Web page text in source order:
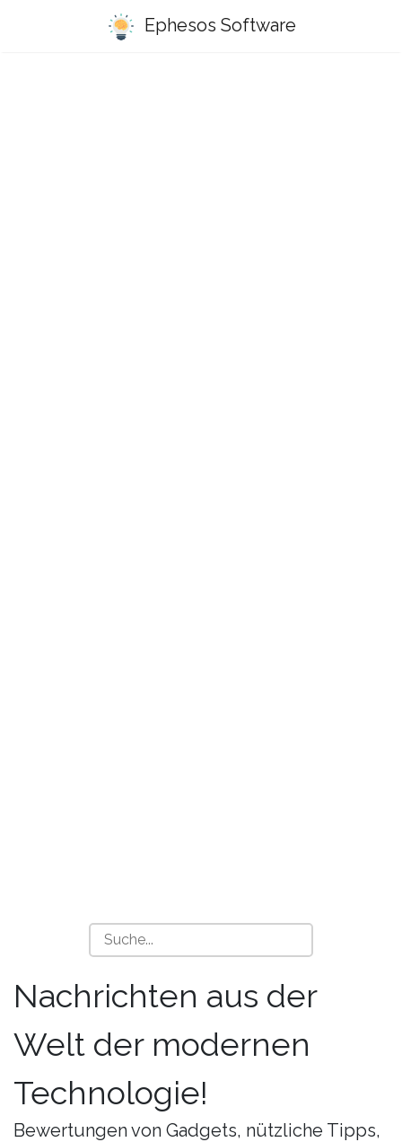
Ephesos Software
Nachrichten aus der
Welt der modernen
Technologie!
Bewertungen von Gadgets, nützliche Tipps,